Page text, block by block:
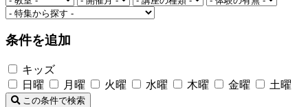
条件を追加
キッズ
日曜
月曜 火曜 水曜 木曜 金曜 土曜
この条件で検索